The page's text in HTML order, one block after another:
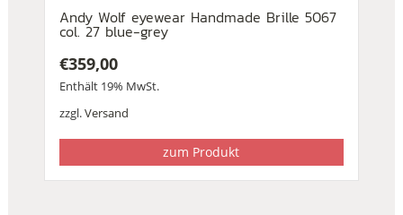
Andy Wolf eyewear Handmade Brille 5067
col. 27 blue-grey
€359,00
Enthält 19% MwSt.
zzgl.Versand
zum Produkt